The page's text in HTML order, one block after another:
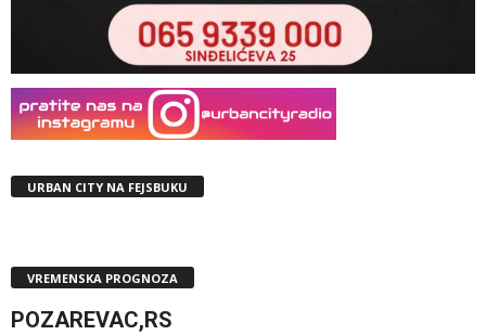
URBAN CITY NA FEJSBUKU
VREMENSKA PROGNOZA
POZAREVAC,RS